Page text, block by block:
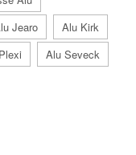
Jearo
Alu Kirk
Alu Seveck